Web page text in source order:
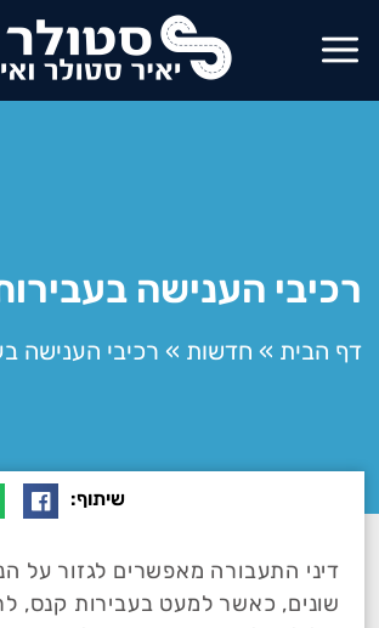
רכיבי הענישה
דף הבית » חדשות » רכיבי הענישה
שיתוף:
דיני התעבורה מאפשרים לגזור על
שונים, כאשר למעט בעבירות קנס,